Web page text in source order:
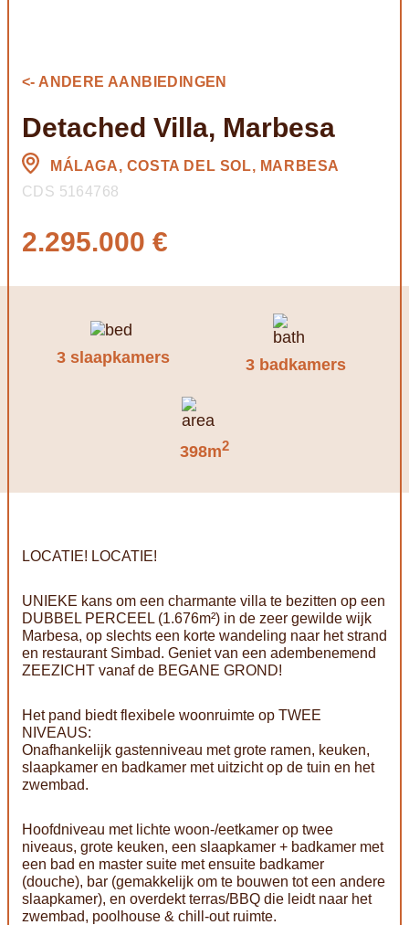
<- ANDERE AANBIEDINGEN
Detached Villa, Marbesa
MÁLAGA, COSTA DEL SOL, MARBESA
CDS 5164768
2.295.000 €
3 slaapkamers 3 badkamers
398m2
LOCATIE! LOCATIE!
UNIEKE kans om een charmante villa te bezitten op een
DUBBEL PERCEEL (1.676m²) in de zeer gewilde wijk
Marbesa, op slechts een korte wandeling naar het strand
en restaurant Simbad. Geniet van een adembenemend
ZEEZICHT vanaf de BEGANE GROND!
Het pand biedt flexibele woonruimte op TWEE
NIVEAUS:
Onafhankelijk gastenniveau met grote ramen, keuken,
slaapkamer en badkamer met uitzicht op de tuin en het
zwembad.
Hoofdniveau met lichte woon-/eetkamer op twee
niveaus, grote keuken, een slaapkamer + badkamer met
een bad en master suite met ensuite badkamer
(douche), bar (gemakkelijk om te bouwen tot een andere
slaapkamer), en overdekt terras/BBQ die leidt naar het
zwembad, poolhouse & chill-out ruimte.